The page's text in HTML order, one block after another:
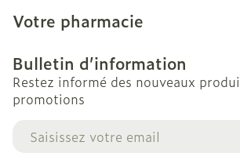
Votre pharmacie
Bulletin d’information
Restez informé des nouveaux
promotions
Adresse mail